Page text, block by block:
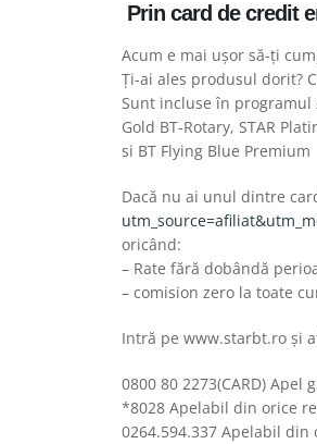
Prin card de credit
Acum e mai ușor să-ți
Ți-ai ales produsul dorit?
Sunt incluse în programul
Gold BT-Rotary, STAR
si BT Flying Blue Premium
Dacă nu ai unul dintre
oricând:
– Rate fără dobândă
– comision zero la toate
Intră pe www.starbt.ro și
0800 80 2273(CARD)
*8028 Apelabil din orice
0264.594.337 Apelabil